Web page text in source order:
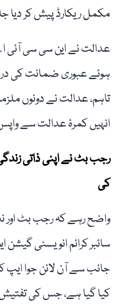
مکمل ریکارڈ پیش کر دیا
عدالت نے این سی سی آئی
ہوئے عبوری ضمانت کی
تاہم، عدالت نے دونوں
انہیں کمرۂ عدالت سے
رجب بٹ نے اپنی ذاتی
کی
واضح رہے کہ رجب بٹ اور
سائبر کرائم انویسٹی
جانب سے آن لائن جوا ایپ
کیا گیا ہے، جس کی